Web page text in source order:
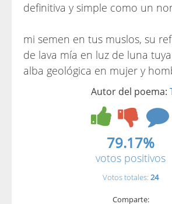
definitiva y simple como un
mi semen en tus muslos, su
de lava mía en luz de luna tuya
alba geológica en mujer y
Autor del poema:
79.17%
votos positivos
Votos totales: 24
Comparte: